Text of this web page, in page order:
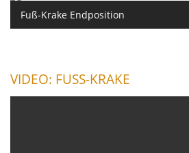
Fuß-Krake Endposition
VIDEO: FUSS-KRAKE